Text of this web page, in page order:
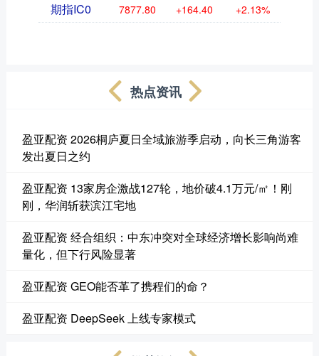
期指IC0 7877.80 +164.40 +2.13%
热点资讯
盈亚配资 2026桐庐夏日全域旅游季启动，向长三角游客
发出夏日之约
盈亚配资 13家房企激战127轮，地价破4.1万元/㎡！刚
刚，华润斩获滨江宅地
盈亚配资 经合组织：中东冲突对全球经济增长影响尚难
量化，但下行风险显著
盈亚配资 GEO能否革了携程们的命？
盈亚配资 DeepSeek 上线专家模式